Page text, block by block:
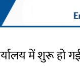
में शुरू हो